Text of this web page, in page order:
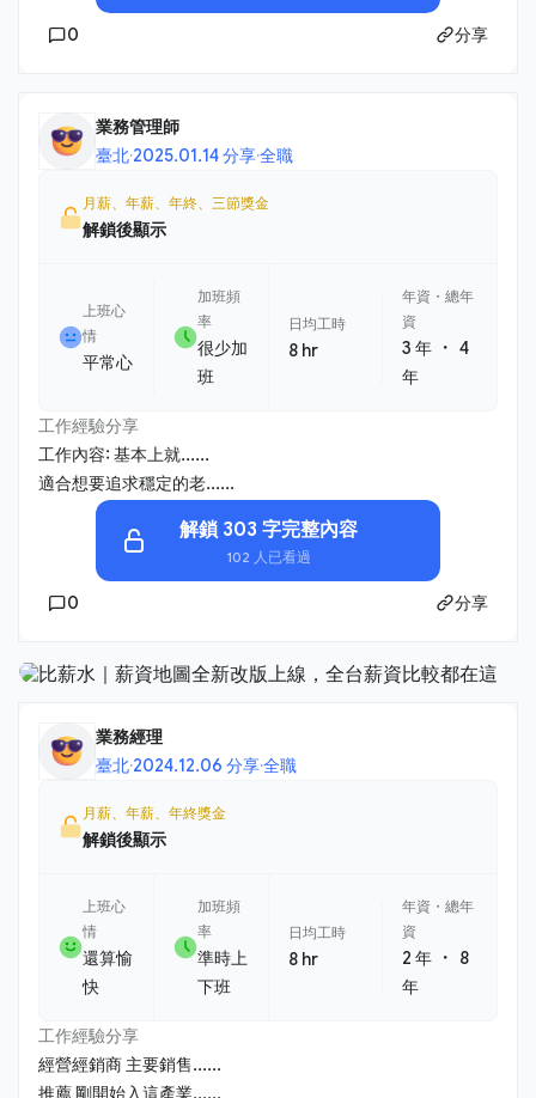
0 分享
業務管理師
臺北·2025.01.14 分享·全職
月薪、年薪、年終、三節獎金
解鎖後顯示
上班心
情
平常心
加班頻
率
很少加
班
日均工時
8 hr
年資・總年
資
3 年 ・4
年
工作經驗分享
工作內容: 基本上就......
適合想要追求穩定的老......
解鎖 303 字完整內容
102 人已看過
0 分享
業務經理
臺北·2024.12.06 分享·全職
月薪、年薪、年終獎金
解鎖後顯示
上班心
情
還算愉
快
加班頻
率
準時上
下班
日均工時
8 hr
年資・總年
資
2 年 ・
8
年
工作經驗分享
經營經銷商 主要銷售......
推薦 剛開始入這產業......